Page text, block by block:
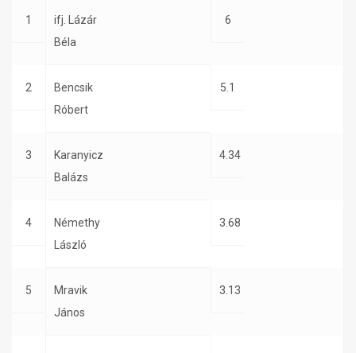
1
ifj. Lázár
Béla
6
2
Bencsik
Róbert
5.1
3
Karanyicz
Balázs
4.34
4
Némethy
László
3.68
5
Mravik
János
3.13